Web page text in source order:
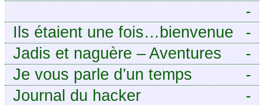
-
https://
-
Ils étaient une fois…bienvenue
chez mes ancêtres. – Une
histoire tourangelle, mais pas
seulement.
-
Jadis et naguère – Aventures
généalogiques de l’Atlantique
aux contreforts des Alpes
-
Je vous parle d’un temps
-
Journal du hacker